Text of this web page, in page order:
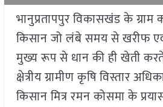
भानुप्रतापपुर विकासखंड के
किसान जो लंबे समय से खरीफ एवं
मुख्य रूप से धान की ही खेती
क्षेत्रीय ग्रामीण कृषि विस्तार
किसान मित्र रमन कोसमा के